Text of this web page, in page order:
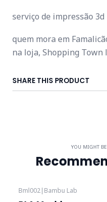
serviço de impressão 3d
quem mora em
na loja, Shopping Town
SHARE THIS PRODUCT
YOU MIGHT BE
Bml002| Bambu Lab